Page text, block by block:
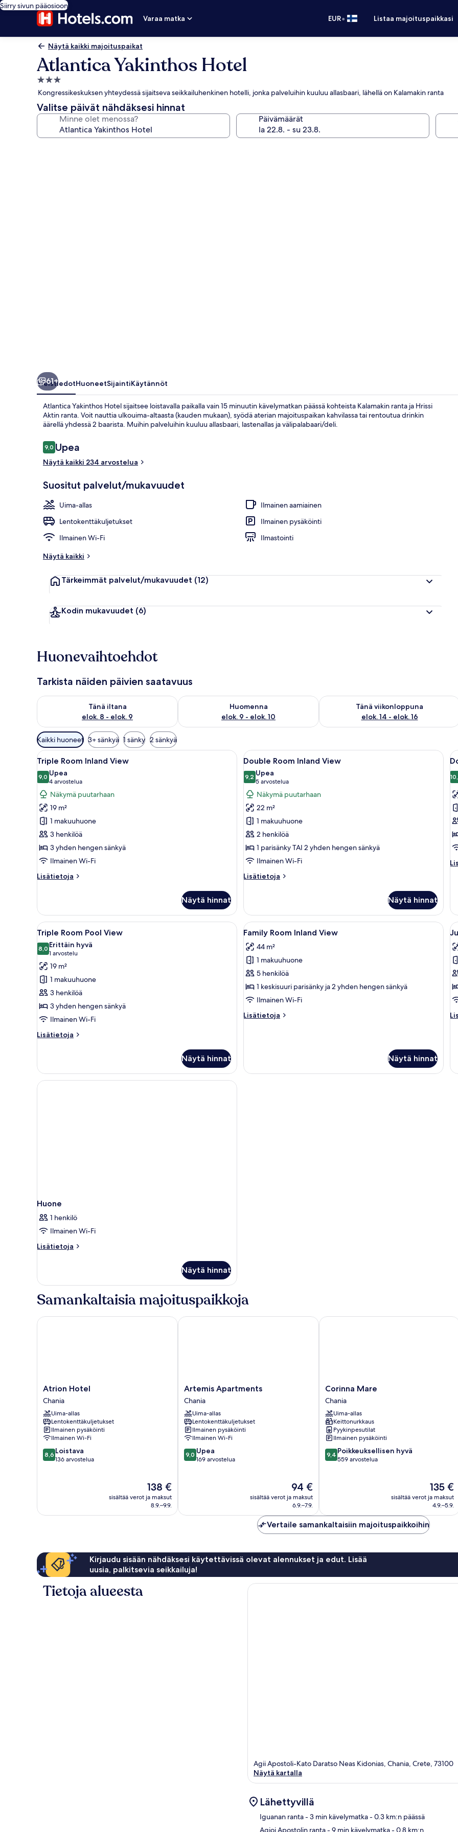
Siirry sivun pääosioon
Varaa matka
EUR• Listaa majoituspaikkasi
Näytä kaikki majoituspaikat
Atlantica Yakinthos Hotel
3.0
tähden
majoituspaikka
Kongressikeskuksen yhteydessä sijaitseva seikkailuhenkinen hotelli, jonka palveluihin kuuluu allasbaari, lähellä on Kalamakin ranta
Valitse päivät nähdäksesi hinnat
Minne olet menossa? Päivämäärät
61+
YleistiedotHuoneetSijaintiKäytännöt
Atlantica Yakinthos Hotel sijaitsee loistavalla paikalla vain 15 minuutin kävelymatkan päässä kohteista Kalamakin ranta ja Hrissi
Aktin ranta. Voit nauttia ulkouima-altaasta (kauden mukaan), syödä aterian majoituspaikan kahvilassa tai rentoutua drinkin
äärellä yhdessä 2 baarista. Muihin palveluihin kuuluu allasbaari, lastenallas ja välipalabaari/deli.
Arvostelut
9,09,0 kautta 10.
Upea
Näytä kaikki 234 arvostelua
Suositut palvelut/mukavuudet
Uima-allas
Ilmainen aamiainen
Lentokenttäkuljetukset
Ilmainen pysäköinti
Ilmainen Wi-Fi
Ilmastointi
Näytä kaikki
Tärkeimmät palvelut/mukavuudet (12)
Kodin mukavuudet (6)
Huonevaihtoehdot
Tarkista näiden päivien saatavuus
Tänä iltana
elok. 8 - elok. 9
Tarkista tämän illan saatavuus elok. 8 - elok. 9
Huomenna
elok. 9 - elok. 10
Tarkista huomisen saatavuus elok. 9 - elok. 10
Tänä viikonloppuna
elok. 14 - elok. 16
Tarkista tämän viikonlopun saatavuus
Huoneille
saatavilla
olevia
suodattimia
Kaikki huoneet 3+ sänkyä 1 sänky 2 sänkyä
Avaa
kaikki
huonetyypin
Triple
Room
Inland
View
kuvat
Hotellihuone, jossa on sänky, yöpöydät, seinällä taulu ja seinään kiinnitetyt lamput.
5
Triple Room Inland View
9,09,0 kautta 10
Upea
4 arvostelua
(4
arvostelua)
Näkymä puutarhaan
19 m²
1 makuuhuone
3 henkilöä
3 yhden hengen sänkyä
Ilmainen Wi-Fi
Lisätietoja
Lisätietoja
Inland
View
Näytä hinnat
Avaa
kaikki
huonetyypin
Double
Room
Inland
View
kuvat
Hotellihuone, jossa on sänky,
6
Double Room Inland View
9,29,2 kautta 10
Upea
5 arvostelua
(5
arvostelua)
Näkymä puutarhaan
22 m²
1 makuuhuone
2 henkilöä
1 parisänky TAI 2 yhden hengen sänkyä
Ilmainen Wi-Fi
Lisätietoja
Lisätietoja
Inland
View
Näytä hinnat
Avaa
kaikki
huonetyypin
Triple
Room
Pool
View
kuvat
Hotellihuone, jossa on sänky, yöpöydät, seinällä taulu ja seinään kiinnitetyt lamput.
5
Triple Room Pool View
8,08,0 kautta 10
Erittäin hyvä
1 arvostelu
(1
arvostelu)
19 m²
1 makuuhuone
3 henkilöä
3 yhden hengen sänkyä
Ilmainen Wi-Fi
Lisätietoja
Lisätietoja
Pool
View
Näytä hinnat
Avaa
kaikki
huonetyypin
Family
Room
Inland
View
Hotellihuone, jossa on kaksi sänkyä,
5
Family Room Inland View
44 m²
1 makuuhuone
5 henkilöä
1 keskisuuri parisänky ja 2 yhden hengen sänkyä
Ilmainen Wi-Fi
Lisätietoja
Lisätietoja
Näytä hinnat
Huone
1 henkilö
Ilmainen Wi-Fi
Lisätietoja
Lisätietoja
Näytä hinnat
Samankaltaisia majoituspaikkoja
Atrion
Hotel
Chania
Atrion Hotel
Chania
Uima-allas
Lentokenttäkuljetukset
Ilmainen pysäköinti
Ilmainen Wi-Fi
8.6
kautta
8,6 Loistava
136 arvostelua
Hinta
138 €
138 €
sisältää verot ja maksut
8.9.–9.9.
Atrion Hotel
Artemis
Apartments
Chania
Artemis Apartments
Chania
Uima-allas
Lentokenttäkuljetukset
Ilmainen pysäköinti
Ilmainen Wi-Fi
9.0
kautta
9,0 Upea
169 arvostelua
Hinta
94 €
94 €
sisältää verot ja maksut
6.9.–7.9.
Artemis Apartments
Corinna
Mare
Chania
Corinna Mare
Chania
Uima-allas
Keittonurkkaus
Pyykinpesutilat
Ilmainen pysäköinti
9.4
kautta
9,4 Poikkeuksellisen hyvä
559 arvostelua
Hinta
135 €
135 €
sisältää verot ja maksut
4.9.–5.9.
Corinna Mare
Vertaile samankaltaisiin majoituspaikkoihin
Kirjaudu sisään nähdäksesi käytettävissä olevat alennukset ja edut. Lisää
uusia, palkitsevia seikkailuja!
Tietoja alueesta
Agii Apostoli-Kato Daratso Neas Kidonias, Chania, Crete, 73100
Näytä kartalla
Lähettyvillä
Iguanan ranta- 3 min kävelymatka- 0.3 km:n päässä
Agioi Apostolin ranta- 9 min kävelymatka- 0.8 km:n